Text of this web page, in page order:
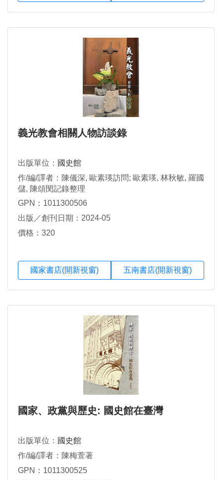
義光教會相關人物訪談錄
出版單位： 國史館
作/編/譯者：陳儀深, 歐素瑛訪問; 歐素瑛, 林秋敏, 羅國
儲, 陳頌閔記錄整理
GPN：1011300506
出版／創刊日期：2024-05
價格：320
國家書店(開新視窗) 五南書店(開新視窗)
國家、政黨與歷史: 國史館在臺灣
出版單位： 國史館
作/編/譯者：陳梅萱著
GPN：1011300525